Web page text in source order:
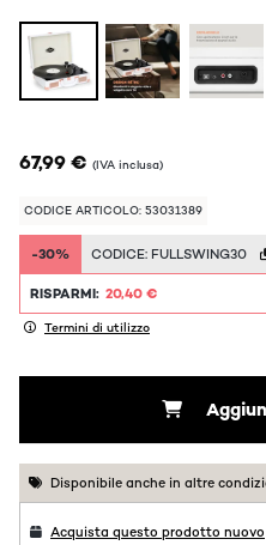
67,99 € (IVA inclusa)
CODICE ARTICOLO: 53031389
-30% CODICE: FULLSWING30
RISPARMI: 20,40 €
Termini di utilizzo
Disponibile anche in altre
Acquista questo prodotto nuovo